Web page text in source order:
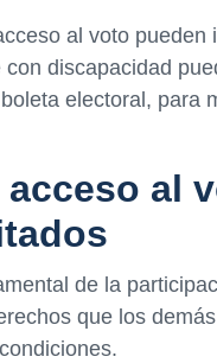
al voto
discapacidad
electoral, para
al
de la
que los